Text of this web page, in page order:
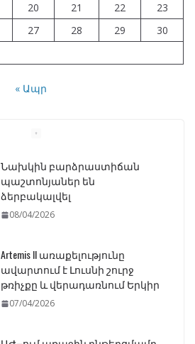
20 21 22
23
27 28 29
30
« Ապր
Նախկին բարձրաստիճան
պաշտոնյաներ են
ձերբակալվել
08/04/2026
Artemis II առաքելությունը
ավարտում է Լուսնի շուրջ
թռիչքը և վերադառնում Երկիր
07/04/2026